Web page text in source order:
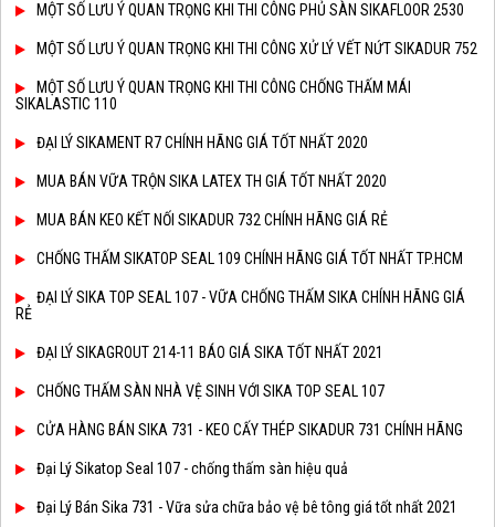
MỘT SỐ LƯU Ý QUAN TRỌNG KHI THI CÔNG PHỦ SÀN SIKAFLOOR 2530
MỘT SỐ LƯU Ý QUAN TRỌNG KHI THI CÔNG XỬ LÝ VẾT NỨT SIKADUR 752
MỘT SỐ LƯU Ý QUAN TRỌNG KHI THI CÔNG CHỐNG THẤM MÁI
SIKALASTIC 110
ĐẠI LÝ SIKAMENT R7 CHÍNH HÃNG GIÁ TỐT NHẤT 2020
MUA BÁN VỮA TRỘN SIKA LATEX TH GIÁ TỐT NHẤT 2020
MUA BÁN KEO KẾT NỐI SIKADUR 732 CHÍNH HÃNG GIÁ RẺ
CHỐNG THẤM SIKATOP SEAL 109 CHÍNH HÃNG GIÁ TỐT NHẤT TP.HCM
ĐẠI LÝ SIKA TOP SEAL 107 - VỮA CHỐNG THẤM SIKA CHÍNH HÃNG GIÁ
RẺ
ĐẠI LÝ SIKAGROUT 214-11 BÁO GIÁ SIKA TỐT NHẤT 2021
CHỐNG THẤM SÀN NHÀ VỆ SINH VỚI SIKA TOP SEAL 107
CỬA HÀNG BÁN SIKA 731 - KEO CẤY THÉP SIKADUR 731 CHÍNH HÃNG
Đại Lý Sikatop Seal 107 - chống thấm sàn hiệu quả
Đại Lý Bán Sika 731 - Vữa sửa chữa bảo vệ bê tông giá tốt nhất 2021